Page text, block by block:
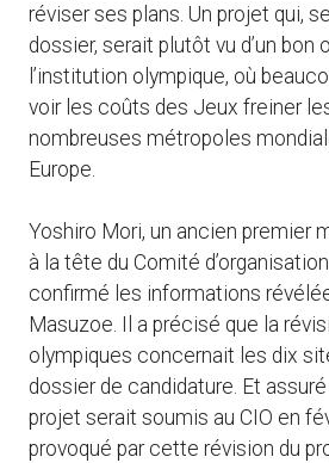
réviser ses plans. Un projet qui,
dossier, serait plutôt vu d’un bon
l’institution olympique, où
voir les coûts des Jeux freiner
nombreuses métropoles
Europe.
Yoshiro Mori, un ancien premier
à la tête du Comité
confirmé les informations
Masuzoe. Il a précisé que la
olympiques concernait les dix
dossier de candidature. Et
projet serait soumis au CIO en
provoqué par cette révision du